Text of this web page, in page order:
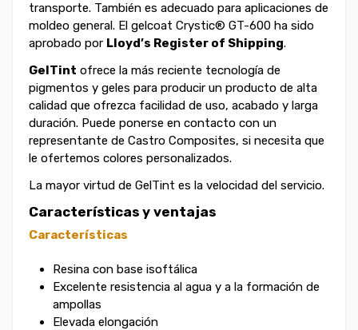
transporte. También es adecuado para aplicaciones de
moldeo general. El gelcoat Crystic® GT-600 ha sido
aprobado por Lloyd’s Register of Shipping.
GelTint ofrece la más reciente tecnología de
pigmentos y geles para producir un producto de alta
calidad que ofrezca facilidad de uso, acabado y larga
duración. Puede ponerse en contacto con un
representante de Castro Composites, si necesita que
le ofertemos colores personalizados.
La mayor virtud de GelTint es la velocidad del servicio.
Características y ventajas
Características
Resina con base isoftálica
Excelente resistencia al agua y a la formación de
ampollas
Elevada elongación